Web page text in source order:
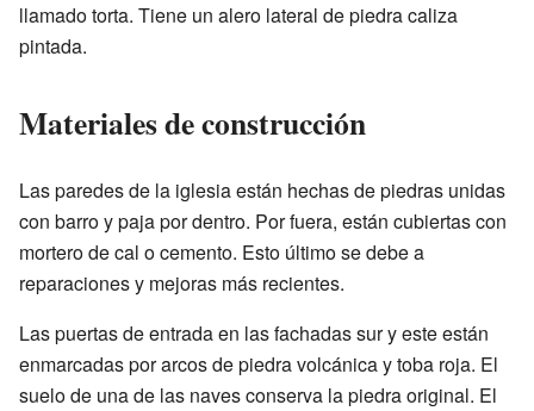
llamado torta. Tiene un alero lateral de piedra caliza
pintada.
Materiales de construcción
Las paredes de la iglesia están hechas de piedras unidas
con barro y paja por dentro. Por fuera, están cubiertas con
mortero de cal o cemento. Esto último se debe a
reparaciones y mejoras más recientes.
Las puertas de entrada en las fachadas sur y este están
enmarcadas por arcos de piedra volcánica y toba roja. El
suelo de una de las naves conserva la piedra original. El